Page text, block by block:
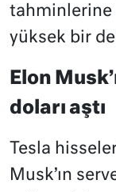
tahminlerine
yüksek bir
Elon
doları aştı
Tesla
Musk’ın